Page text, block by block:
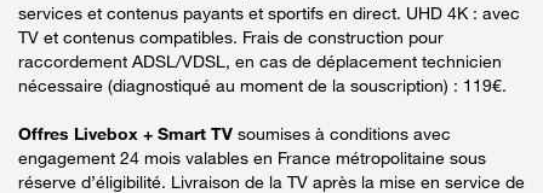
services et contenus payants et sportifs en direct. UHD 4K : avec
TV et contenus compatibles. Frais de construction pour
raccordement ADSL/VDSL, en cas de déplacement technicien
nécessaire (diagnostiqué au moment de la souscription) : 119€.
Offres Livebox + Smart TV soumises à conditions avec
engagement 24 mois valables en France métropolitaine sous
réserve d’éligibilité. Livraison de la TV après la mise en service de